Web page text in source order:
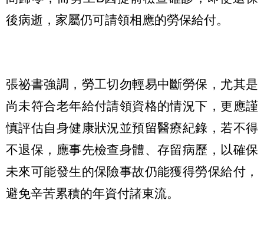
後病逝，家屬仍可請領相應的勞保給付。
張祕書強調，勞工切勿輕易中斷勞保，尤其是
尚未符合老年給付請領資格的情況下，更應謹
慎評估自身健康狀況並預留醫療紀錄，若不得
不退保，應事先檢查身體、存留病歷，以確保
未來可能發生的保險事故仍能獲得勞保給付，
避免辛苦累積的年資付諸東流。